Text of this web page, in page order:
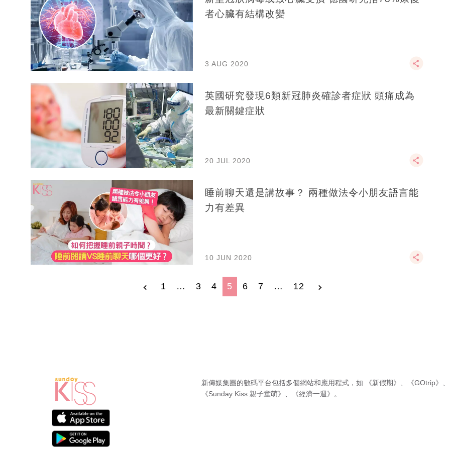
者心臟有結構改變
3 AUG 2020
英國研究發現6類新冠肺炎確診者症狀 頭痛成為
最新關鍵症狀
20 JUL 2020
睡前聊天還是講故事？ 兩種做法令小朋友語言能
力有差異
10 JUN 2020
1 … 3 4 5 6 7 … 12
新傳媒集團的數碼平台包括多個網站和應用程式，如 《新假期》 《GOtrip》
《Sunday Kiss 親子童萌》
《經濟一週》 。